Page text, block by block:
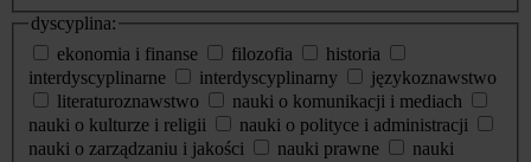
dyscyplina:
ekonomia i finanse
filozofia
historia
interdyscyplinarne
interdyscyplinarny
językoznawstwo
literaturoznawstwo
nauki o komunikacji i mediach
nauki o kulturze i religii
nauki o polityce i administracji
nauki o zarządzaniu i jakości
nauki prawne
nauki